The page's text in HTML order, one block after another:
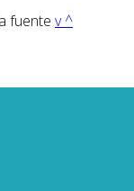
fuente v^